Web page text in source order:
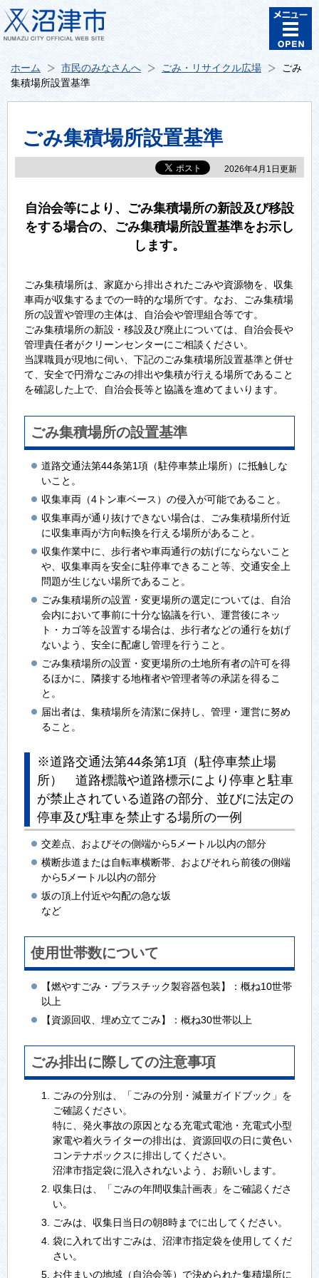
ホーム 市民のみなさんへ ごみ・リサイクル広場
ごみ
集積場所設置基準
ごみ集積場所設置基準
2026年4月1日更新
自治会等により、ごみ集積場所の新設及び移設
をする場合の、ごみ集積場所設置基準をお示し
します。
ごみ集積場所は、家庭から排出されたごみや資源物を、収集
車両が収集するまでの一時的な場所です。なお、ごみ集積場
所の設置や管理の主体は、自治会や管理組合等です。
ごみ集積場所の新設・移設及び廃止については、自治会長や
管理責任者がクリーンセンターにご相談ください。
当課職員が現地に伺い、下記のごみ集積場所設置基準と併せ
て、安全で円滑なごみの排出や集積が行える場所であること
を確認した上で、自治会長等と協議を進めてまいります。
ごみ集積場所の設置基準
道路交通法第44条第1項（駐停車禁止場所）に抵触しな
いこと。
収集車両（4トン車ベース）の侵入が可能であること。
収集車両が通り抜けできない場合は、ごみ集積場所付近
に収集車両が方向転換を行える場所があること。
収集作業中に、歩行者や車両通行の妨げにならないこと
や、収集車両を安全に駐停車できること等、交通安全上
問題が生じない場所であること。
ごみ集積場所の設置・変更場所の選定については、自治
会内において事前に十分な協議を行い、運営後にネッ
ト・カゴ等を設置する場合は、歩行者などの通行を妨げ
ないよう、安全に配慮し管理を行うこと。
ごみ集積場所の設置・変更場所の土地所有者の許可を得
るほかに、隣接する地権者や管理者等の承諾を得るこ
と。
届出者は、集積場所を清潔に保持し、管理・運営に努め
ること。
※道路交通法第44条第1項（駐停車禁止場
所） 道路標識や道路標示により停車と駐車
が禁止されている道路の部分、並びに法定の
停車及び駐車を禁止する場所の一例
交差点、およびその側端から5メートル以内の部分
横断歩道または自転車横断帯、およびそれら前後の側端
から5メートル以内の部分
坂の頂上付近や勾配の急な坂
など
使用世帯数について
【燃やすごみ・プラスチック製容器包装】：概ね10世帯
以上
【資源回収、埋め立てごみ】：概ね30世帯以上
ごみ排出に際しての注意事項
ごみの分別は、「ごみの分別・減量ガイドブック」を
ご確認ください。
特に、発火事故の原因となる充電式電池・充電式小型
家電や着火ライターの排出は、資源回収の日に黄色い
コンテナボックスに排出してください。
沼津市指定袋に混入されないよう、お願いします。
収集日は、「ごみの年間収集計画表」をご確認くださ
い。
ごみは、収集日当日の朝8時までに出してください。
袋に入れて出すごみは、沼津市指定袋を使用してくだ
さい。
お住まいの地域（自治会等）で決められた集積場所に